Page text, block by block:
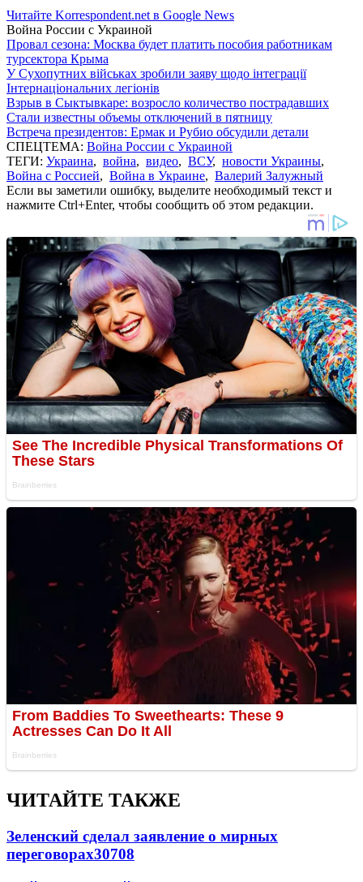
Читайте Korrespondent.net в Google News
Война России с Украиной
Провал сезона: Москва будет платить пособия работникам
турсектора Крыма
У Сухопутних військах зробили заяву щодо інтеграції
Інтернаціональних легіонів
Взрыв в Сыктывкаре: возросло количество пострадавших
Стали известны объемы отключений в пятницу
Встреча президентов: Ермак и Рубио обсудили детали
СПЕЦТЕМА: Война России с Украиной
ТЕГИ: Украина, война, видео, ВСУ, новости Украины,
Война с Россией, Война в Украине, Валерий Залужный
Если вы заметили ошибку, выделите необходимый текст и
нажмите Ctrl+Enter, чтобы сообщить об этом редакции.
ЧИТАЙТЕ ТАКЖЕ
Зеленский сделал заявление о мирных
переговорах30708